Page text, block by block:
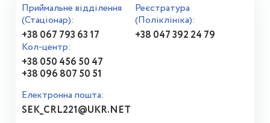
Приймальне відділення
(Стаціонар):
+38 067 793 63 17
Реєстратура
(Поліклініка):
+38 047 392 24 79
Кол-центр:
+38 050 456 50 47
+38 096 807 50 51
Електронна пошта:
SEK_CRL221@UKR.NET